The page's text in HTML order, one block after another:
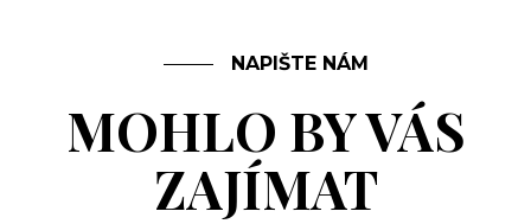
NAPIŠTE NÁM
MOHLO BY VÁS
ZAJÍMAT